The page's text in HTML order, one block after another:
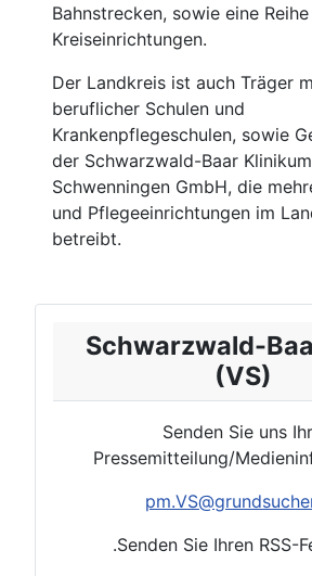
Bahnstrecken, sowie eine
Kreiseinrichtungen.
Der Landkreis ist auch Träger
beruflicher Schulen und
Krankenpflegeschulen, sowie
der Schwarzwald-Baar
Schwenningen GmbH, die
und Pflegeeinrichtungen im
betreibt.
Schwarzwald-
(VS)
Senden Sie uns
Pressemitteilung/
pm.VS
.Senden Sie Ihren RSS-